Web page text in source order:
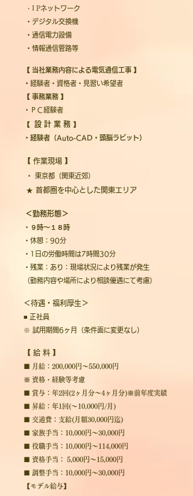
・ I Pネットワーク
・デジタル交換機
・通信電力設備
・情報通信管路等
【 当社業務内容による電気通信工事 】
・ 経験者・資格者・見習い希望者
【 事務業務 】
・ＰＣ経験者
【 設 計 業 務 】
・経験者（Auto-CAD・頭脳ラビット）
【 作業現場 】
・ 東京都（関東近郊）
★ 首都圏を中心とした関東エリア
＜勤務形態＞
・ ９時～１８時
・休憩：90分
・1日の労働時間は7時間30分
・残業：あり： 現場状況により残業が発生
（勤務内容や場所により相談優遇にて考慮）
＜待遇・福利厚生＞
■ 正社員
※ 試用期間6ヶ月（条件面に変更なし）
【 給 料 】
■ 月給：200,000円～550,000円
※ 資格・経験等考慮
■ 賞与：年2回(2ヶ月分～4ヶ月分)※前年度実績
■ 昇給：年1回(～10,000円/月)
■ 交通費：支給(月額30,000円迄)
■ 家族手当：10,000円～30,000円
■ 役職手当：10,000円～114,000円
■ 資格手当： 5,000円～15,000円
■ 調整手当：10,000円～30,000円
【モデル給与】